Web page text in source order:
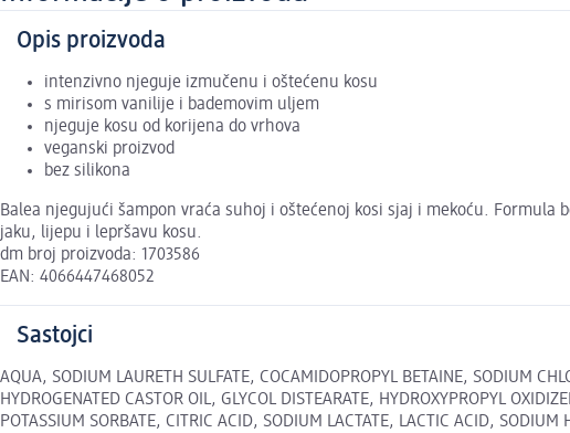
Opis proizvoda
intenzivno njeguje izmučenu i oštećenu kosu
s mirisom vanilije i bademovim uljem
njeguje kosu od korijena do vrhova
veganski proizvod
bez silikona
Balea njegujući šampon vraća suhoj i oštećenoj kosi sjaj i mekoću.
jaku, lijepu i lepršavu kosu.
dm broj proizvoda: 1703586
EAN: 4066447468052
Sastojci
AQUA, SODIUM LAURETH SULFATE, COCAMIDOPROPYL BETAINE, SODIUM
HYDROGENATED CASTOR OIL, GLYCOL DISTEARATE, HYDROXYPROPYL
POTASSIUM SORBATE, CITRIC ACID, SODIUM LACTATE, LACTIC ACID,